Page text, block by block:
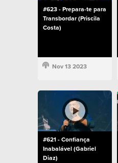
#623 - Prepara-te para
Transbordar (Priscila
Costa)
Nov 13 2023
#621 - Confiança
Inabalável (Gabriel
Diaz)